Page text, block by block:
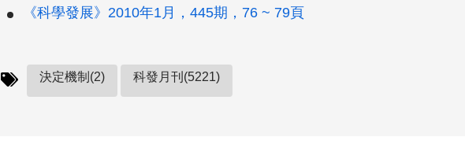
《科學發展》2010年1月，445期，76 ~ 79頁
決定機制(2) 科發月刊(5221)